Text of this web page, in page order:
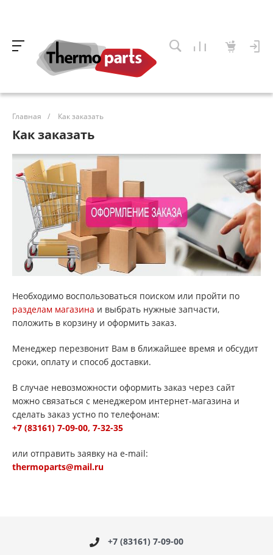
Главная / Как заказать
Как заказать
Необходимо воспользоваться поиском или пройти по
разделам магазина и выбрать нужные запчасти,
положить в корзину и оформить заказ.
Менеджер перезвонит Вам в ближайшее время и обсудит
сроки, оплату и способ доставки.
В случае невозможности оформить заказ через сайт
можно связаться с менеджером интернет-магазина и
сделать заказ устно по телефонам:
+7 (83161) 7-09-00, 7-32-35
или отправить заявку на e-mail:
thermoparts@mail.ru
+7 (83161) 7-09-00